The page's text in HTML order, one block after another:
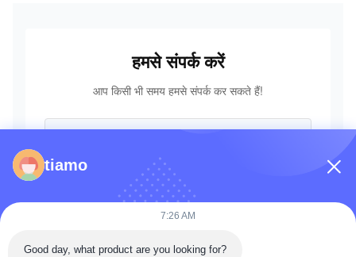
हमसे संपर्क करें
आप किसी भी समय हमसे संपर्क कर सकते हैं!
tiamo
7:26 AM
Good day, what product are you looking for?